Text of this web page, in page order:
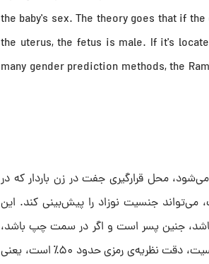
the baby's sex. The theory goes that if
the uterus, the fetus is male. If it's
many gender prediction methods, the
محل قرارگیری جفت در زن باردار که در
جنسیت نوزاد را پیش‌بینی کند. این
جنین پسر است و اگر در سمت چپ باشد،
جنین دختر است. مانند بسیاری از روش‌های پیش‌بینی جنسیت، دقت نظریه‌ی رمزی حدود ۵۰٪ است، یعنی